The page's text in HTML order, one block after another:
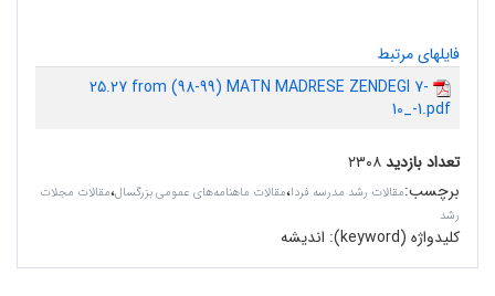
فایلهای مرتبط
25.27 from (98-99) MATN MADRESE ZENDEGI 7-
10_-1.pdf
تعداد بازدید۲۳۰۸
برچسب:مقالات رشد مدرسه فردا،مقالات ماهنامه‌های عمومی بزرگسال،مقالات مجلات
رشد
کلیدواژه (keyword): اندیشه